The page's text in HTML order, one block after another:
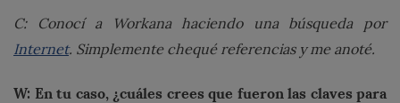
C: Conocí a Workana haciendo una búsqueda por
Internet. Simplemente chequé referencias y me anoté.
W: En tu caso, ¿cuáles crees que fueron las claves para